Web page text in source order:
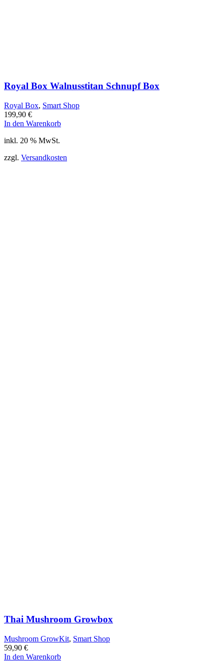
Royal Box Walnusstitan Schnupf Box
Royal Box, Smart Shop
199,90 €
In den Warenkorb
inkl. 20 % MwSt.
zzgl. Versandkosten
Thai Mushroom Growbox
Mushroom GrowKit, Smart Shop
59,90 €
In den Warenkorb